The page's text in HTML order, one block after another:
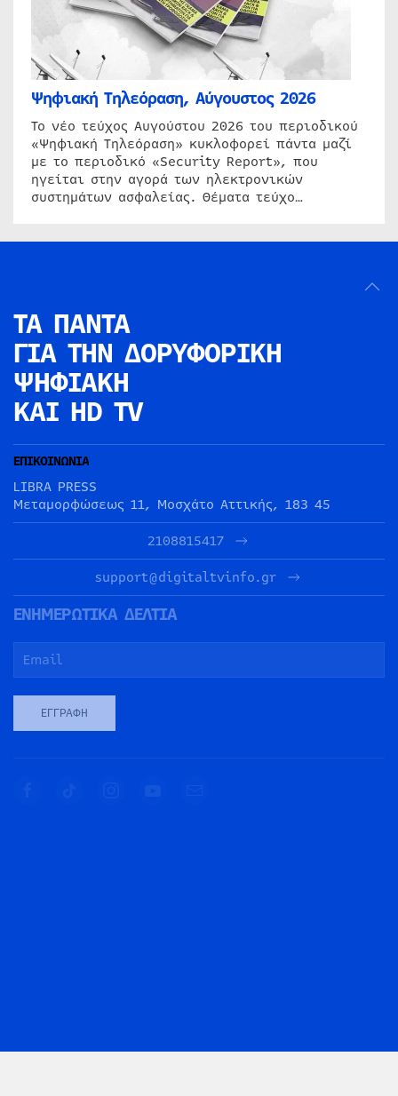
Ψηφιακή Τηλεόραση, Αύγουστος 2026
Το νέο τεύχος Αυγούστου 2026 του περιοδικού
«Ψηφιακή Τηλεόραση» κυκλοφορεί πάντα μαζί
με το περιοδικό «Security Report», που
ηγείται στην αγορά των ηλεκτρονικών
συστημάτων ασφαλείας. Θέματα τεύχο…
ΤΑ ΠΑΝΤΑ
ΓΙΑ ΤΗΝ ΔΟΡΥΦΟΡΙΚΗ
ΨΗΦΙΑΚΗ
ΚΑΙ HD TV
ΕΠΙΚΟΙΝΩΝΙΑ
LIBRA PRESS
Μεταμορφώσεως 11, Μοσχάτο Αττικής, 183 45
2108815417
support@digitaltvinfo.gr
ΕΝΗΜΕΡΩΤΙΚΑ ΔΕΛΤΙΑ
ΕΓΓΡΑΦΉ